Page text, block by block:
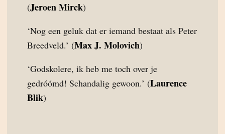
(Jeroen Mirck)
‘Nog een geluk dat er iemand bestaat als Peter
Breedveld.’ (Max J. Molovich)
‘Godskolere, ik heb me toch over je
gedróómd! Schandalig gewoon.’ (Laurence
Blik)